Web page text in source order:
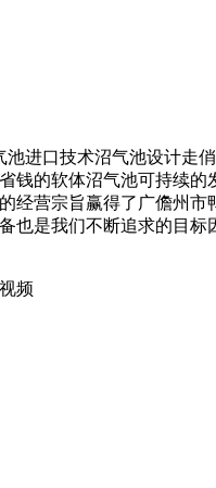
口技术沼气池设计走
的软体沼气池可持续
营宗旨赢得了广儋州
是我们不断追求的目
频